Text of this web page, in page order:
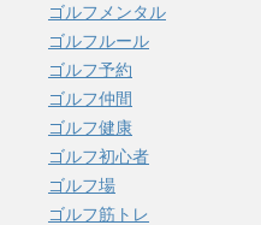
ゴルフメンタル
ゴルフルール
ゴルフ予約
ゴルフ仲間
ゴルフ健康
ゴルフ初心者
ゴルフ場
ゴルフ筋トレ